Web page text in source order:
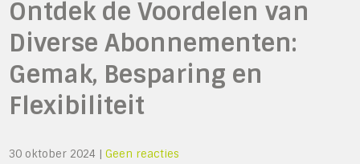
Ontdek de Voordelen van
Diverse Abonnementen:
Gemak, Besparing en
Flexibiliteit
30 oktober 2024 |Geen reacties